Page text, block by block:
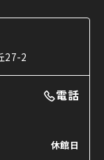
27-2
電話
休館日